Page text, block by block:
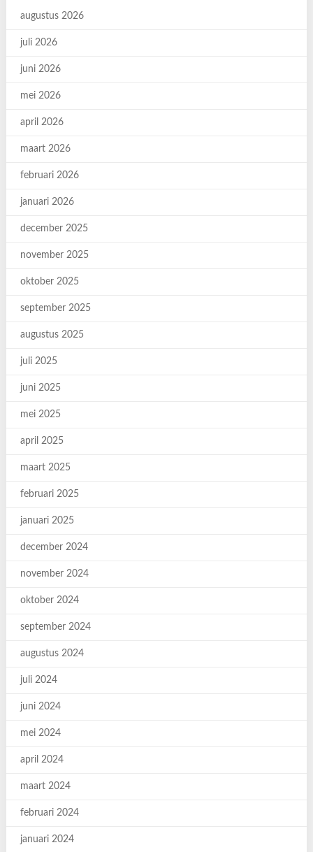
augustus 2026
juli 2026
juni 2026
mei 2026
april 2026
maart 2026
februari 2026
januari 2026
december 2025
november 2025
oktober 2025
september 2025
augustus 2025
juli 2025
juni 2025
mei 2025
april 2025
maart 2025
februari 2025
januari 2025
december 2024
november 2024
oktober 2024
september 2024
augustus 2024
juli 2024
juni 2024
mei 2024
april 2024
maart 2024
februari 2024
januari 2024